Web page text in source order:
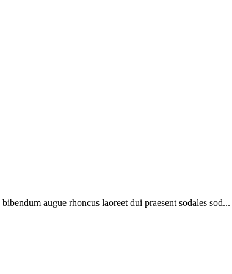
augue rhoncus laoreet dui praesent sodales sod...